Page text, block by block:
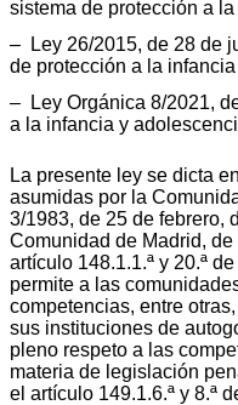
sistema de protección a
– Ley 26/2015, de 28 de
de protección a la
– Ley Orgánica 8/2021,
a la infancia y
La presente ley se dicta
asumidas por la
3/1983, de 25 de febrero,
Comunidad de Madrid,
artículo 148.1.1.ª y 20.ª
permite a las
competencias, entre
sus instituciones de
pleno respeto a las
materia de legislación
el artículo 149.1.6.ª y 8.ª